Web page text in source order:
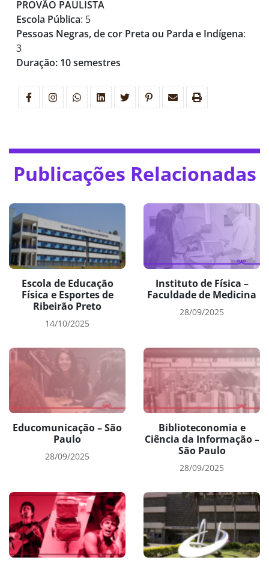
PROVÃO PAULISTA
Escola Pública: 5
Pessoas Negras, de cor Preta ou Parda e Indígena:
3
Duração: 10 semestres
Publicações Relacionadas
Escola de Educação
Física e Esportes de
Ribeirão Preto
14/10/2025
Instituto de Física –
Faculdade de Medicina
28/09/2025
Educomunicação – São
Paulo
28/09/2025
Biblioteconomia e
Ciência da Informação –
São Paulo
28/09/2025